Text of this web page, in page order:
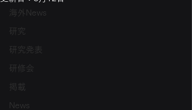
海外News
研究
研究発表
研修会
掲載
News